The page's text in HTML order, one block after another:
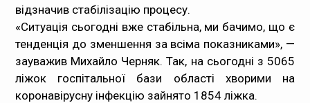
відзначив стабілізацію процесу.
«Ситуація сьогодні вже стабільна, ми бачимо, що є
тенденція до зменшення за всіма показниками», —
зауважив Михайло Черняк. Так, на сьогодні з 5065
ліжок госпітальної бази області хворими на
коронавірусну інфекцію зайнято 1854 ліжка.